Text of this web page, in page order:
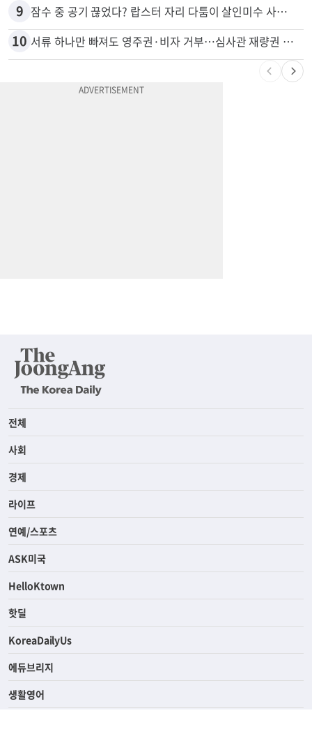
8 휴매나, 메디캘 어드밴티지 축소...60만명 플랜 상실 위기
9 잠수 중 공기 끊었다? 랍스터 자리 다툼이 살인미수 사건으로
서류 하나만 빠져도 영주권·비자 거부…심사관 재량권 대폭 확대
전체
사회
경제
라이프
연예/스포츠
ASK미국
HelloKtown
핫딜
KoreaDailyUs
에듀브리지